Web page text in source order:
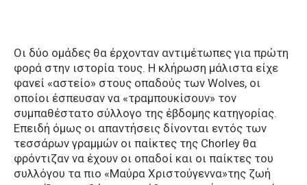
Οι δύο ομάδες θα έρχονταν αντιμέτωπες για πρώτη
φορά στην ιστορία τους. Η κλήρωση μάλιστα είχε
φανεί «αστείο» στους οπαδούς των Wolves, οι
οποίοι έσπευσαν να «τραμπουκίσουν» τον
συμπαθέστατο σύλλογο της έβδομης κατηγορίας.
Επειδή όμως οι απαντήσεις δίνονται εντός των
τεσσάρων γραμμών οι παίκτες της Chorley θα
φρόντιζαν να έχουν οι οπαδοί και οι παίκτες του
συλλόγου τα πιο «Μαύρα Χριστούγεννα»της ζωή